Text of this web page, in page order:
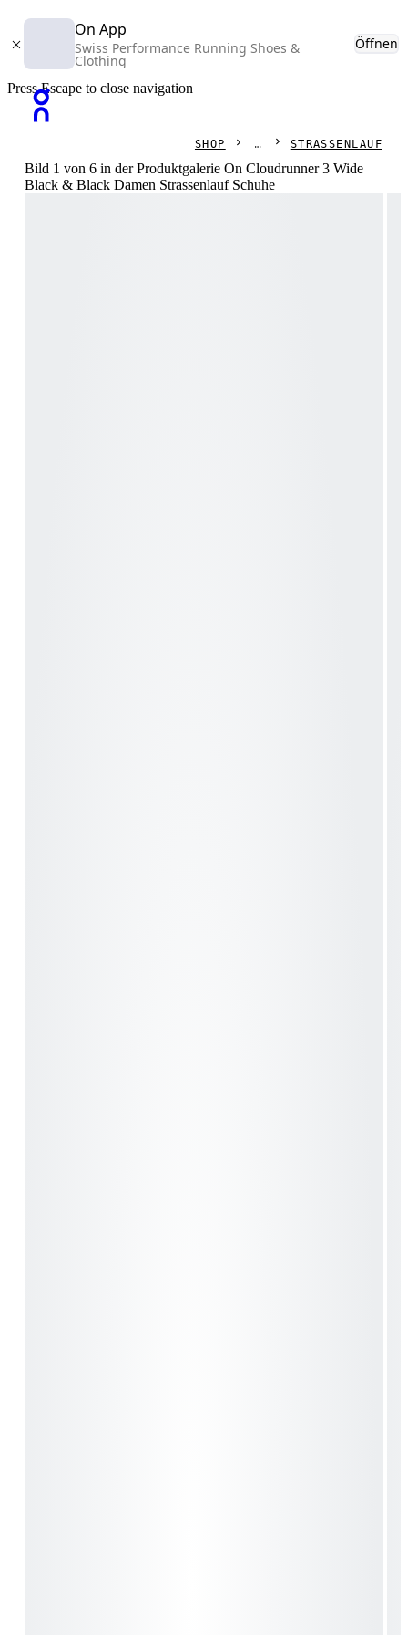
On App
Swiss Performance Running Shoes &
Clothing
Öffnen
Press Escape to close navigation
SHOP STRASSENLAUF
Bild 1 von 6 in der Produktgalerie On Cloudrunner 3 Wide
Black & Black Damen Strassenlauf Schuhe